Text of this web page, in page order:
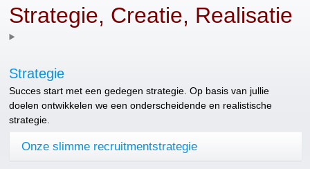
Strategie, Creatie, Realisatie
Strategie
Succes start met een gedegen strategie. Op basis van jullie
doelen ontwikkelen we een onderscheidende en realistische
strategie.
Onze slimme recruitmentstrategie